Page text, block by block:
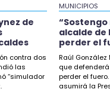
Xalapa protestarán
de Joel
descarta proyecto
de
contra dos
las
“simulador
MUNICIPIOS
alcalde de
perder el
Raúl
que
perder el
asumirá la